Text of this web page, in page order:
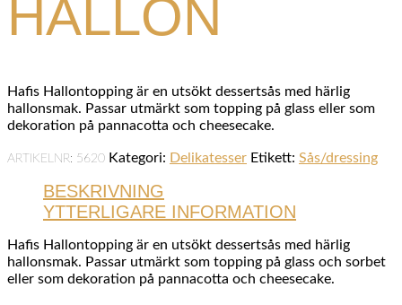
HALLON
Hafis Hallontopping är en utsökt dessertsås med härlig
hallonsmak. Passar utmärkt som topping på glass eller som
dekoration på pannacotta och cheesecake.
ARTIKELNR: 5620 Kategori: Delikatesser Etikett: Sås/dressing
BESKRIVNING
YTTERLIGARE INFORMATION
Hafis Hallontopping är en utsökt dessertsås med härlig
hallonsmak. Passar utmärkt som topping på glass och sorbet
eller som dekoration på pannacotta och cheesecake.